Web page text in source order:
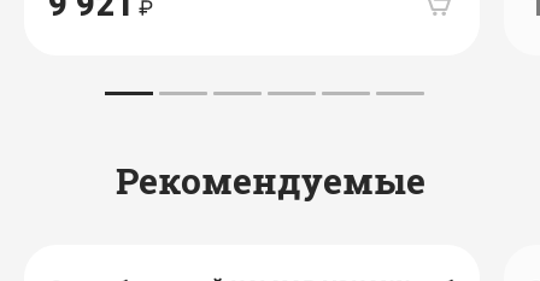
Рекомендуемые